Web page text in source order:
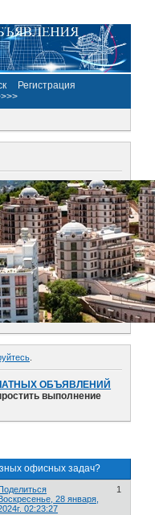
Регистрация
ОБЪЯВЛЕНИЙ
выполнение
офисных задач?
1
28 января,
02:23:27